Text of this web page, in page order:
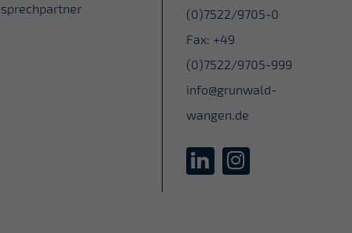
(0)7522/9705-0
Fax: +49
(0)7522/9705-999
info@grunwald-
wangen.de